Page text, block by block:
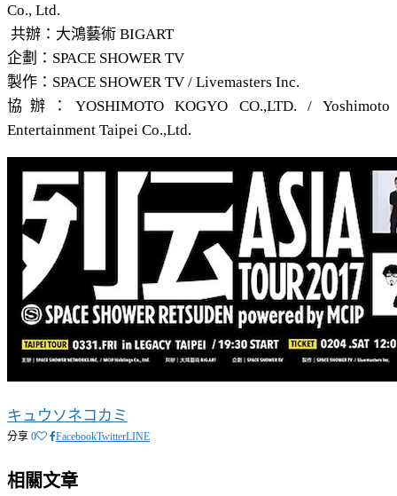
Co., Ltd.
共辦：大鴻藝術 BIGART
企劃：SPACE SHOWER TV
製作：SPACE SHOWER TV / Livemasters Inc.
協辦：YOSHIMOTO KOGYO CO.,LTD. / Yoshimoto
Entertainment Taipei Co.,Ltd.
キュウソネコカミ
分享 0 FacebookTwitterLINE
相關文章